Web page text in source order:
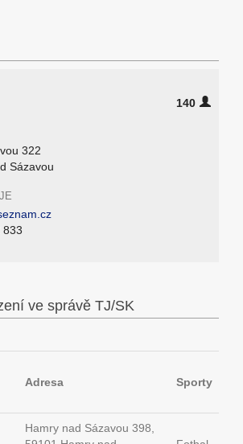
140
322
Sázavou
833
ve správě TJ/SK
Adresa Sporty
Hamry nad Sázavou 398,